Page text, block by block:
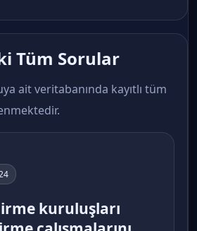
Tüm Sorular
ait veritabanında kayıtlı tüm
kuruluşları